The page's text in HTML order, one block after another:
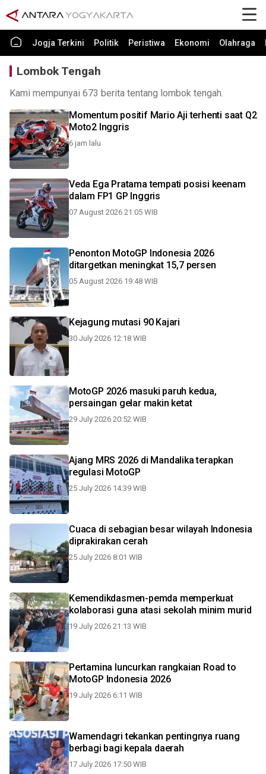
Jogja Terkini Politik Peristiwa Ekonomi Olahraga
Lombok Tengah
Kami mempunyai 673 berita tentang lombok tengah.
Momentum positif Mario Aji terhenti saat Q2
Moto2 Inggris
6 jam lalu
Veda Ega Pratama tempati posisi keenam
dalam FP1 GP Inggris
07 August 2026 21:05 WIB
Penonton MotoGP Indonesia 2026
ditargetkan meningkat 15,7 persen
05 August 2026 19:48 WIB
Kejagung mutasi 90 Kajari
30 July 2026 12:18 WIB
MotoGP 2026 masuki paruh kedua,
persaingan gelar makin ketat
29 July 2026 20:52 WIB
Ajang MRS 2026 di Mandalika terapkan
regulasi MotoGP
25 July 2026 14:39 WIB
Cuaca di sebagian besar wilayah Indonesia
diprakirakan cerah
25 July 2026 8:01 WIB
Kemendikdasmen-pemda memperkuat
kolaborasi guna atasi sekolah minim murid
19 July 2026 21:13 WIB
Pertamina luncurkan rangkaian Road to
MotoGP Indonesia 2026
19 July 2026 6:11 WIB
Wamendagri tekankan pentingnya ruang
berbagi bagi kepala daerah
17 July 2026 17:50 WIB